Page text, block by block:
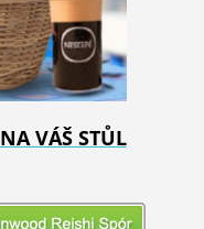
VÁŠ STŮL